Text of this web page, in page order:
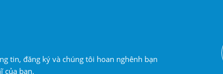
kiểmtin, đăng ký và chúng tôi hoan nghênh bạn
của bạn.